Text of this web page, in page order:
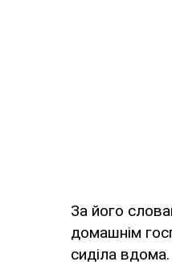
За його
домашнім
сиділа вдома.